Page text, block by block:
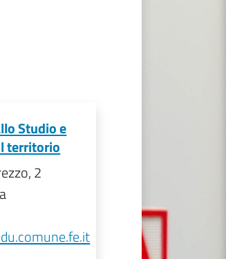
Studio e
territorio
2